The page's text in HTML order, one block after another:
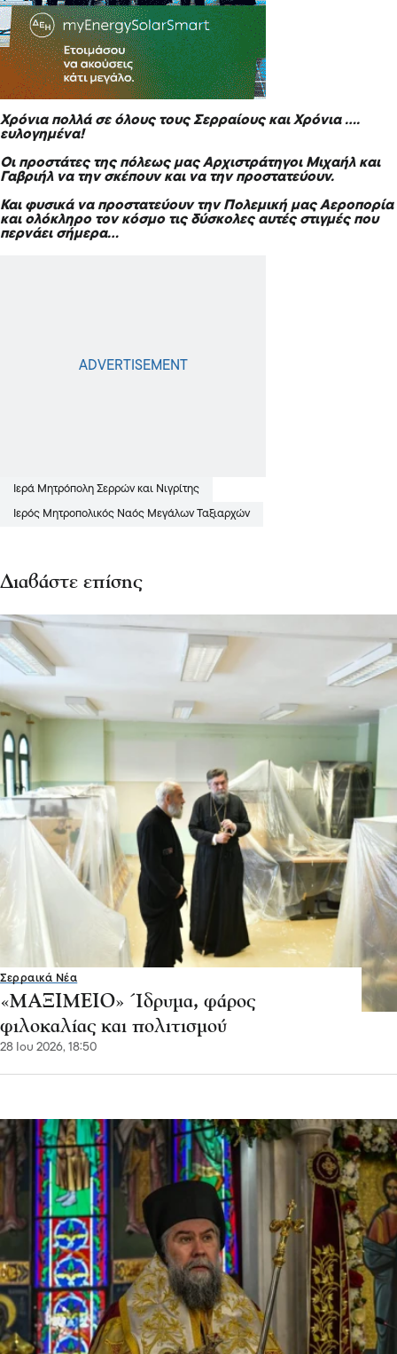
Χρόνια πολλά σε όλους τους Σερραίους και Χρόνια ….
ευλογημένα!
Οι προστάτες της πόλεως μας Αρχιστράτηγοι Μιχαήλ και
Γαβριήλ να την σκέπουν και να την προστατεύουν.
Και φυσικά να προστατεύουν την Πολεμική μας Αεροπορία
και ολόκληρο τον κόσμο τις δύσκολες αυτές στιγμές που
περνάει σήμερα…
Ιερά Μητρόπολη Σερρών και Νιγρίτης
Ιερός Μητροπολικός Ναός Μεγάλων Ταξιαρχών
Διαβάστε επίσης
Σερραικά Νέα
«ΜΑΞΙΜΕΙΟ» Ίδρυμα, φάρος
φιλοκαλίας και πολιτισμού
28 Ιου 2026, 18:50